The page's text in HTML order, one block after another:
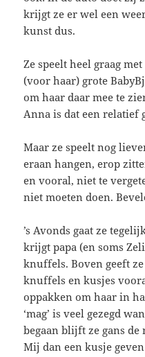
krijgt ze er wel een
kunst dus.
Ze speelt heel graag
(voor haar) grote
om haar daar mee te
Anna is dat een relatief
Maar ze speelt nog
eraan hangen, erop
en vooral, niet te
niet moeten doen.
’s Avonds gaat ze
krijgt papa (en soms
knuffels. Boven geeft
knuffels en kusjes
oppakken om haar in
‘mag’ is veel gezegd
begaan blijft ze gans
Mij dan een kusje